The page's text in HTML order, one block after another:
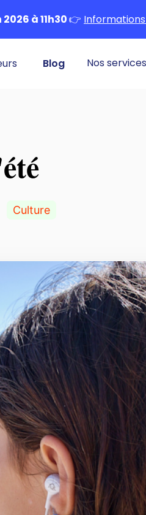
à 11h30👉
Blog Nos services
Culture